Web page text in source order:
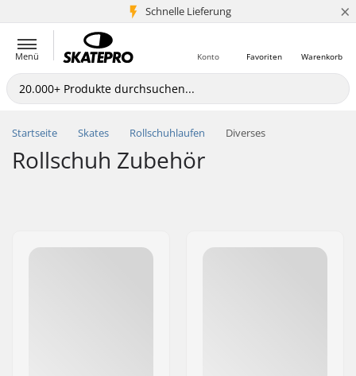
Schnelle Lieferung
5+ Mio. Kunden ×
Menü Warenkorb
Favoriten
Konto
Startseite Skates Rollschuhlaufen Diverses
Rollschuh Zubehör